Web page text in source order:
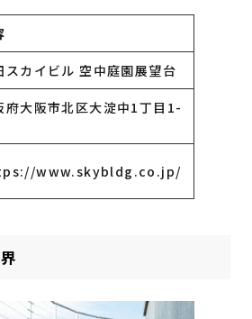
スカイビル 空中庭園展望台
府大阪市北区大淀中1丁目1-
www.skybldg.co.jp/